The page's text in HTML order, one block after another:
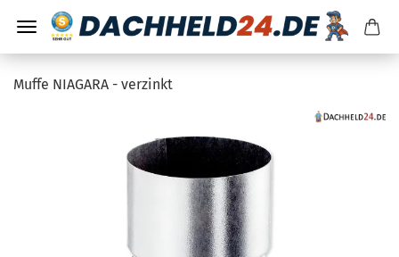
Muffe NIAGARA - verzinkt